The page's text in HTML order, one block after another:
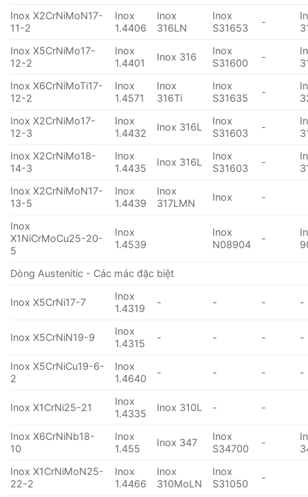
Inox X2CrNiMoN17-
11-2
Inox
1.4406
Inox
316LN
Inox
S31653
-
Inox X5CrNiMo17-
12-2
Inox
1.4401
Inox 316
Inox
S31600
-
Inox X6CrNiMoTi17-
12-2
Inox
1.4571
Inox
316Ti
Inox
S31635
-
Inox X2CrNiMo17-
12-3
Inox
1.4432
Inox 316L
Inox
S31603
-
Inox X2CrNiMo18-
14-3
Inox
1.4435
Inox 316L
Inox
S31603
-
Inox X2CrNiMoN17-
13-5
Inox
1.4439
Inox
317LMN
Inox -
Inox
X1NiCrMoCu25-20-
5
Inox
1.4539
Inox
N08904
-
Dòng Austenitic - Các mác đặc biệt
Inox X5CrNi17-7
Inox
1.4319
- - - -
Inox X5CrNiN19-9
Inox
1.4315
- - - -
Inox X5CrNiCu19-6-
2
Inox
1.4640
- - - -
Inox X1CrNi25-21
Inox
1.4335
Inox 310L - -
Inox X6CrNiNb18-
10
Inox
1.455
Inox 347
Inox
S34700
-
Inox X1CrNiMoN25-
22-2
Inox
1.4466
Inox
310MoLN
Inox
S31050
-